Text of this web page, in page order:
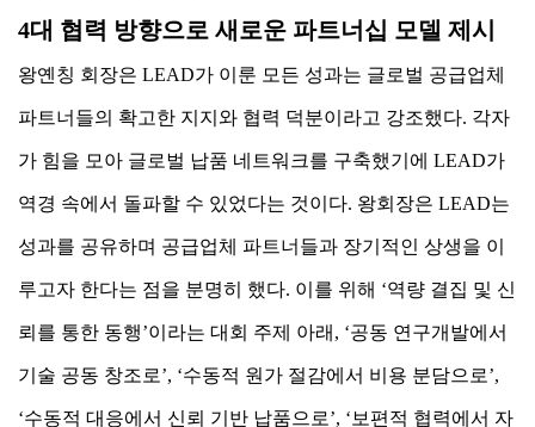
4대 협력 방향으로 새로운 파트너십 모델 제시
왕옌칭 회장은 LEAD가 이룬 모든 성과는 글로벌 공급업체
파트너들의 확고한 지지와 협력 덕분이라고 강조했다. 각자
가 힘을 모아 글로벌 납품 네트워크를 구축했기에 LEAD가
역경 속에서 돌파할 수 있었다는 것이다. 왕회장은 LEAD는
성과를 공유하며 공급업체 파트너들과 장기적인 상생을 이
루고자 한다는 점을 분명히 했다. 이를 위해 ‘역량 결집 및 신
뢰를 통한 동행’이라는 대회 주제 아래, ‘공동 연구개발에서
기술 공동 창조로’, ‘수동적 원가 절감에서 비용 분담으로’,
‘수동적 대응에서 신뢰 기반 납품으로’, ‘보편적 협력에서 자